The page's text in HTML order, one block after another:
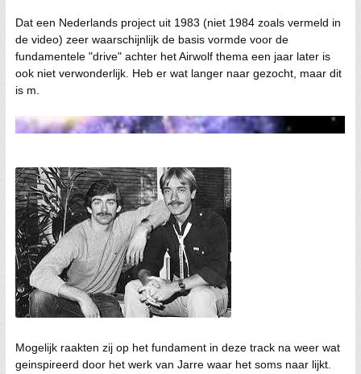
Dat een Nederlands project uit 1983 (niet 1984 zoals vermeld in
de video) zeer waarschijnlijk de basis vormde voor de
fundamentele "drive" achter het Airwolf thema een jaar later is
ook niet verwonderlijk. Heb er wat langer naar gezocht, maar dit
is m.
Mogelijk raakten zij op het fundament in deze track na weer wat
geinspireerd door het werk van Jarre waar het soms naar lijkt.